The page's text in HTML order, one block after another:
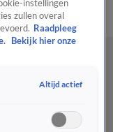
ShopUitzending
instellingen
zullen overal
Raadpleeg
Bekijk hier onze
Altijd actief